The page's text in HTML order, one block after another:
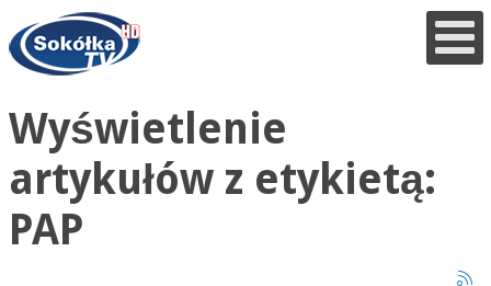
Wyświetlenie
artykułów z etykietą:
PAP